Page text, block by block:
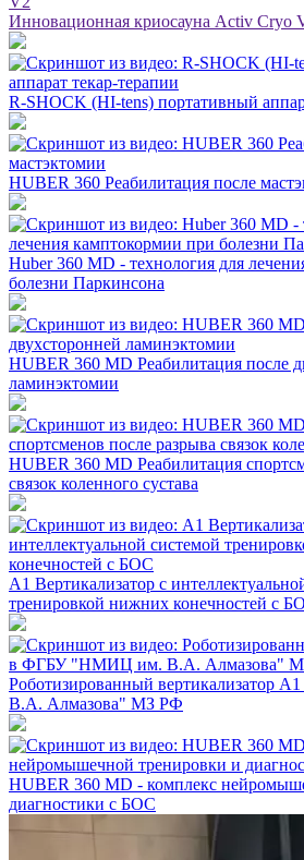
Инновационная криосауна Activ Cryo
R-SHOCK (HI-tens) портативный
HUBER 360 Реабилитация после
Huber 360 MD - технология для
болезни Паркинсона
HUBER 360 MD Реабилитация после
ламинэктомии
HUBER 360 MD Реабилитация
связок коленного сустава
А1 Вертикализатор с
тренировкой нижних конечностей с
Роботизированный
В.А. Алмазова" МЗ РФ
HUBER 360 MD - комплекс
диагностики с БОС